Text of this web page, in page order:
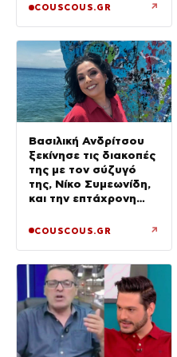
COUSCOUS.GR ↗
Βασιλική Ανδρίτσου
ξεκίνησε τις διακοπές
της με τον σύζυγό
της, Νίκο Συμεωνίδη,
και την επτάχρονη
COUSCOUS.GR ↗